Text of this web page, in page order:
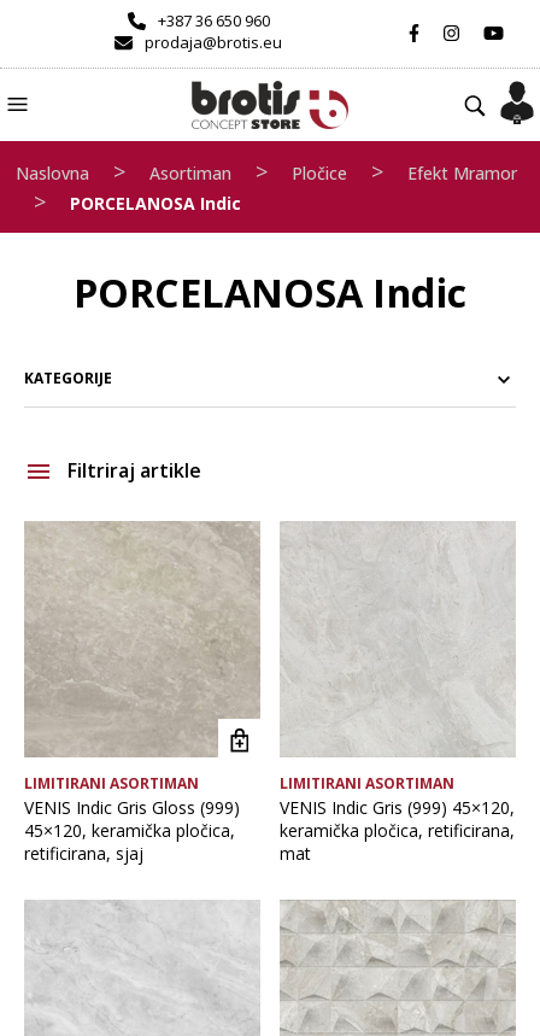
+387 36 650 960
prodaja@brotis.eu
Naslovna > Asortiman > Pločice > Efekt Mramor
> PORCELANOSA Indic
PORCELANOSA Indic
KATEGORIJE
Filtriraj artikle
Brand
Debljina
Glavna boja
Namjena pločice
Vrsta asortimana
Vrsta obrade pločice
LIMITIRANI ASORTIMAN
VENIS Indic Gris Gloss (999)
45×120, keramička pločica,
retificirana, sjaj
LIMITIRANI ASORTIMAN
VENIS Indic Gris (999) 45×120,
keramička pločica, retificirana,
mat